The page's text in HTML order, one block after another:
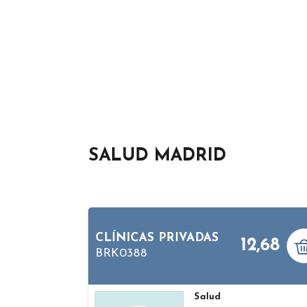
SALUD MADRID
CLÍNICAS PRIVADAS
BRK0388
12,68
Salud